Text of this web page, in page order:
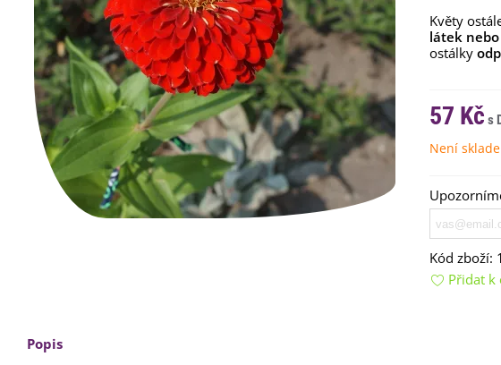
Květy
látek
ostálky
57 Kč
Není
Kód zboží:
Přidat k
Popis